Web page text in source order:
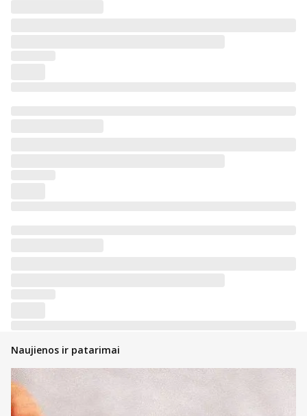
Naujienos ir patarimai